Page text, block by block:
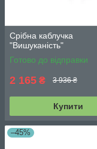
Срібна каблучка
"Вишуканість"
Готово до відправки
2 165 ₴ 3 936 ₴
Купити
–45%